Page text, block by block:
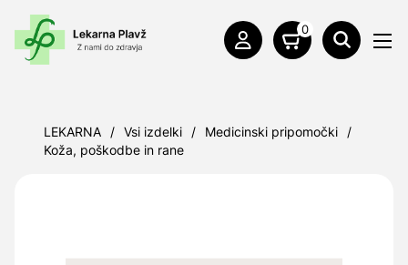
0
LEKARNA / Vsi izdelki / Medicinski pripomočki
/
Koža, poškodbe in rane